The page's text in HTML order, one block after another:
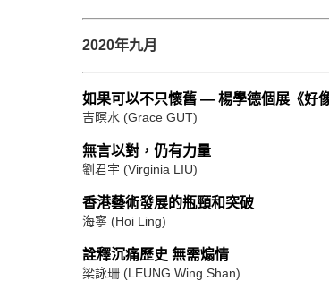
2020年九月
如果可以不只懷舊 — 楊學德個展《好
吉暝水 (Grace GUT)
無言以對，仍有力量
劉君宇 (Virginia LIU)
香港藝術發展的瓶頸和突破
海寧 (Hoi Ling)
詮釋沉痛歷史 無需煽情
梁詠珊 (LEUNG Wing Shan)